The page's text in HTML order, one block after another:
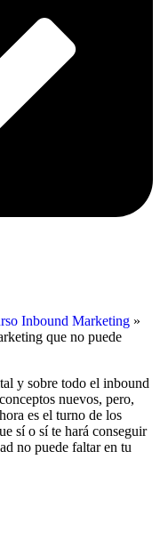
Inbound Marketing »
que no puede
y sobre todo el inbound
nuevos, pero,
es el turno de los
sí o sí te hará conseguir
no puede faltar en tu